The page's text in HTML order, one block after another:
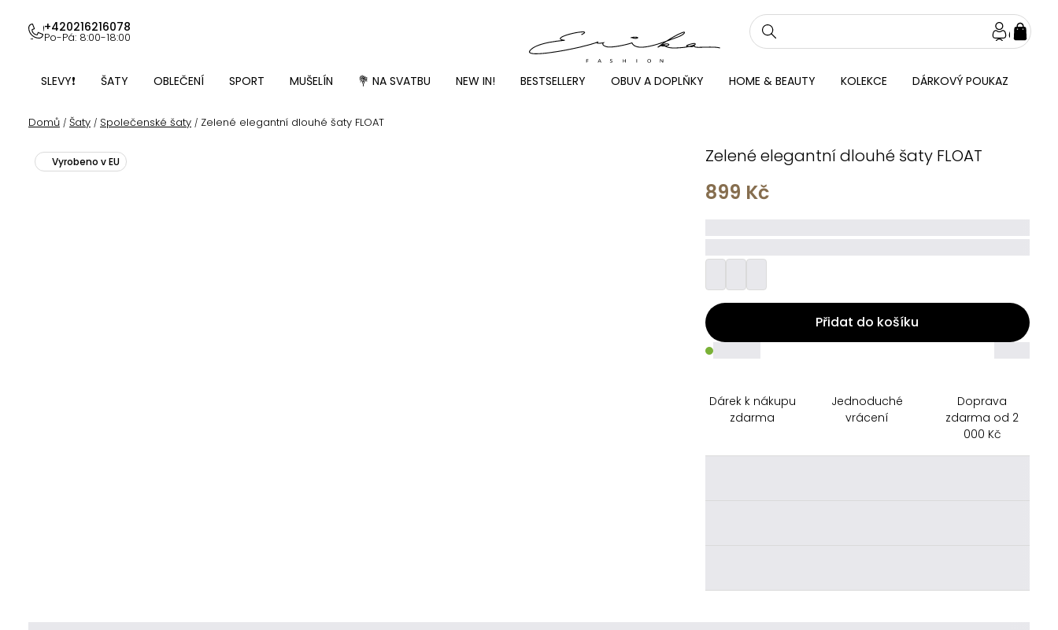
obsah
+420216216078
Po-Pá: 8:00-18:00
SLEVY❗ ŠATY OBLEČENÍ SPORT MUŠELÍN 💐 NA SVATBU NEW IN! BESTSELLERY OBUV A DOPLŇKY HOME & BEAUTY KOLEKCE DÁRKOVÝ POUKAZ
Domů / Šaty / Společenské šaty / Zelené elegantní dlouhé šaty FLOAT
Zelené elegantní dlouhé šaty FLOAT
Vyrobeno v EU
899 Kč
Přidat do košíku
_____
Dárek k nákupu
zdarma
Jednoduché
vrácení
Doprava
zdarma od 2
000 Kč